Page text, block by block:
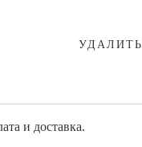
УДАЛИТЬ
в разделе